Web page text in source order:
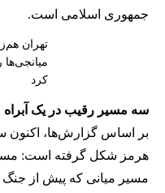
جمهوری اسلامی است.
تهران
میانجی‌ها
کرد
سه مسیر رقیب در یک آبراه
بر اساس گزارش‌ها، اکنون
هرمز شکل گرفته است:
مسیر میانی که پیش از